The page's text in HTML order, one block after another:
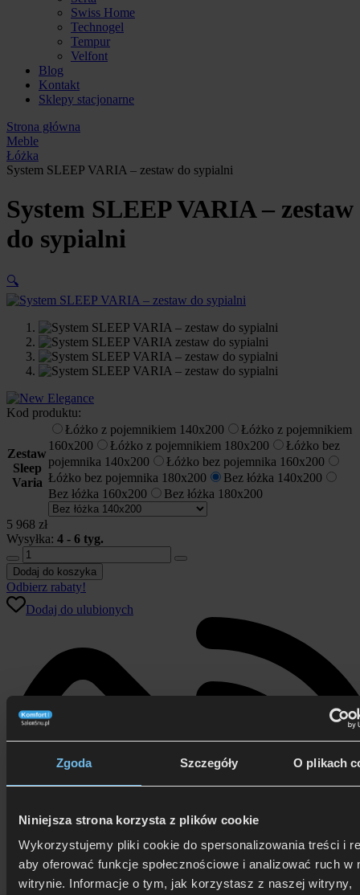
Zgoda Szczegóły O plikach
Niniejsza strona korzysta z plików cookie
Wykorzystujemy pliki cookie do spersonalizowania treści i
aby oferować funkcje społecznościowe i analizować ruch w
witrynie. Informacje o tym, jak korzystasz z naszej witryny,
Swiss Home
Technogel
Tempur
Velfont
Blog
Kontakt
Sklepy stacjonarne
Strona główna
Meble
Łóżka
System SLEEP VARIA – zestaw do sypialni
System SLEEP VARIA – zestaw
do sypialni
🔍
Kod produktu:
Zestaw
Sleep
Varia
Łóżko z pojemnikiem 140x200
Łóżko z pojemnikiem
160x200
Łóżko z pojemnikiem 180x200
Łóżko bez
pojemnika 140x200
Łóżko bez pojemnika 160x200
Łóżko bez pojemnika 180x200
Bez łóżka 140x200
Bez łóżka 160x200
Bez łóżka 180x200
5 968 zł
Wysyłka: 4 - 6 tyg.
ilość
System
SLEEP
VARIA
-
Dodaj do koszyka
Odbierz rabaty!
Dodaj do ulubionych